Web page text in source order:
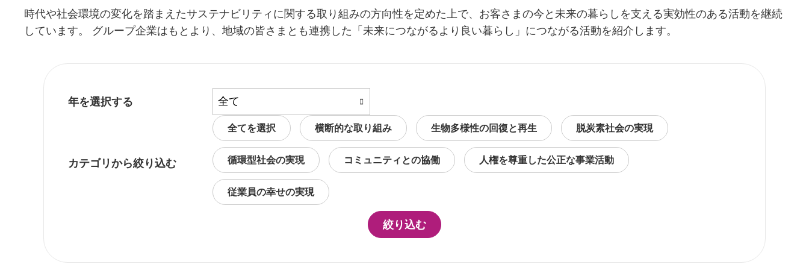
時代や社会環境の変化を踏まえたサステナビリティに関する取り組みの方向性を定めた上で、お客さまの今と未来の暮らしを支える実効性のある活動を継続
しています。 グループ企業はもとより、地域の皆さまとも連携した「未来につながるより良い暮らし」につながる活動を紹介します。
年を選択する
カテゴリから絞り込む
全てを選択 横断的な取り組み 生物多様性の回復と再生 脱炭素社会の実現
循環型社会の実現 コミュニティとの協働 人権を尊重した公正な事業活動
従業員の幸せの実現
絞り込む